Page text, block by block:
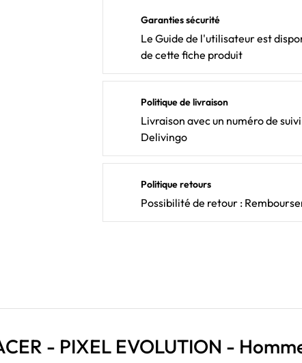
Garanties sécurité
Le Guide de l'utilisateur est
de cette fiche produit
Politique de livraison
Livraison avec un numéro de
Delivingo
Politique retours
Possibilité de retour :
- PIXEL EVOLUTION -